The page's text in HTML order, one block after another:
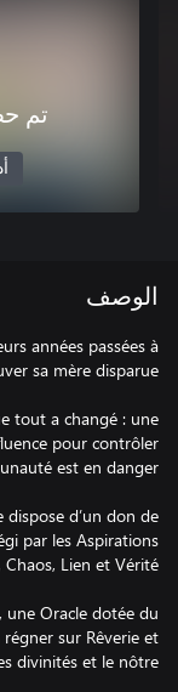
تم
الوصف
années passées à
tout a changé : une
pour contrôler
dispose d’un don de
par les Aspirations
une Oracle dotée du
sur Rêverie et